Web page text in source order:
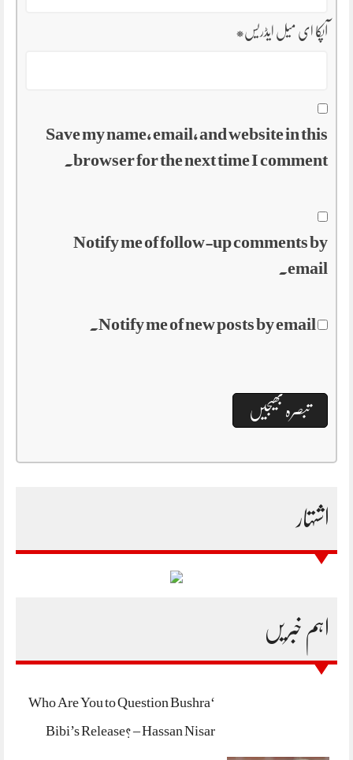
آپکا ای میل ایڈریس*
Save my name, email, and website in this
browser for the next time I comment.
Notify me of follow-up comments by
email.
Notify me of new posts by email.
اشتہار
اہم خبریں
‘Who Are You to Question Bushra
Bibi’s Release? – Hassan Nisar